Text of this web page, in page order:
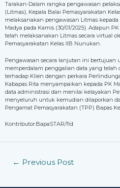
Tarakan-Dalam rangka pengawasan
(Litmas), Kepala Balai Pemasyarakatan
melaksanakan pengawasan Litmas
Madya pada Kamis (30/01/2025). Adapun
telah melaksanakan Litmas secara virtual
Pemasyarakatan Kelas IIB Nunukan.
Pengawasan secara lanjutan ini bertujuan
memperdalam penggalian data yang telah
terhadap Klien dengan perkara
Kabapas Rita menyampaikan kepada PK
data administrasi dan menilai kelayakan
menyeluruh untuk kemudian dilaporkan
Pengamat Pemasyarakatan (TPP) Bapas
Kontributor:BapaSTAR/fld
← Previous Post